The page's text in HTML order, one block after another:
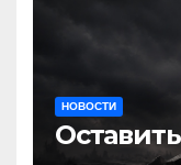
НОВОСТИ